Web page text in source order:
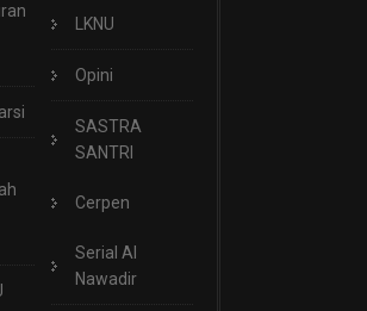
LKNU
Opini
SASTRA
SANTRI
Cerpen
Serial Al
Nawadir